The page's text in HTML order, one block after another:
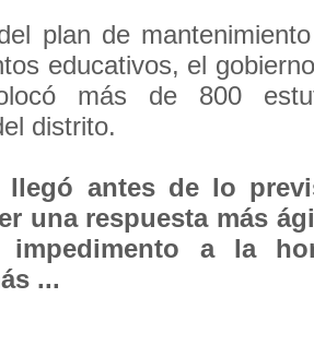
plan de
educativos, el
más de 800
distrito.
llegó antes de lo
una respuesta más
a la
...